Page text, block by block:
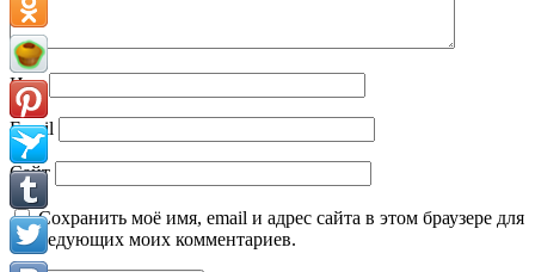
Имя
Email
Сайт
Сохранить моё имя, email и адрес сайта в этом браузере для
последующих моих комментариев.